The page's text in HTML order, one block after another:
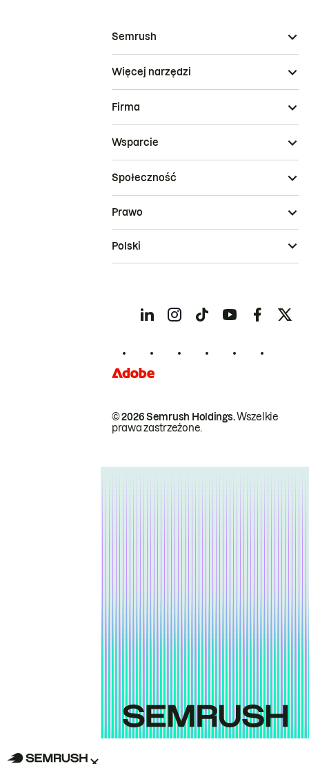
Semrush
Więcej narzędzi
Firma
Wsparcie
Społeczność
© 2026 Semrush Holdings.Wszelkie
prawa zastrzeżone.
Prawo
Polski